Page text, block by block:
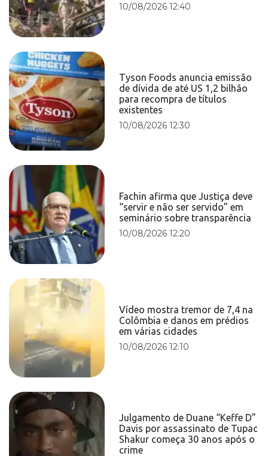
10/08/2026 12:40
Tyson Foods anuncia emissão
de dívida de até US 1,2 bilhão
para recompra de títulos
existentes
10/08/2026 12:30
Fachin afirma que Justiça deve
“servir e não ser servido” em
seminário sobre transparência
10/08/2026 12:20
Vídeo mostra tremor de 7,4 na
Colômbia e danos em prédios
em várias cidades
10/08/2026 12:10
Julgamento de Duane “Keffe D”
Davis por assassinato de Tupac
Shakur começa 30 anos após o
crime